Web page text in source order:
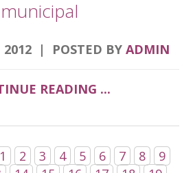
municipal
2012 POSTED BY ADMIN
READING ...
1 2 3 4 5 6 7 8
9